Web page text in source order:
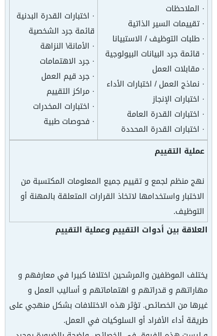
· الملاحظات
· تقييمات السير الذاتية
· طلبات التوظيف / الاستبيانا
· قائمة جرد البيانات البيولوجية
· مقابلات العمل
· نماذج العمل / اختبارات الأداء
· اختبارات الإنجاز
· اختبارات القدرة العامة
· اختبارات القدرة المحددة
· اختبارات القدرة البدنية
قائمة جرد الشخصية
· الأمانة\ النزاهة
· جرد الاهتمامات
· جرد قيم العمل
· مراكز التقييم
· اختبارات المخدرات
· فحوصات طبية
عملية التقييم
نهج منظم لجمع و تقييم جميع المعلومات المكتسبة من
الاختبار واستخدامها لاتخاذ القرارات المتعلقة بالمهنة أو
التوظيف.
العلاقة بين أدوات التقييم وعملية التقييم
يختلف الموظفين والمرشحين اختلافا كبيرا في معارفهم و
مهاراتهم و قدراتهم و اهتماماتهم و أساليب العمل و
غيرها من الخصائص. تؤثر هذه الاختلافات بشكل منهجي على
طريقة أداء الأفراد أو السلوكيات في العمل.